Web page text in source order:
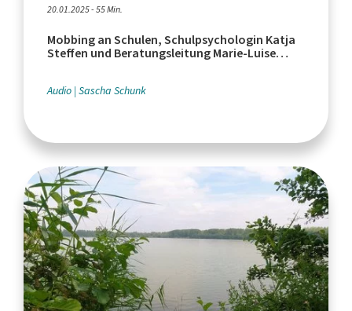
20.01.2025 - 55 Min.
Mobbing an Schulen, Schulpsychologin Katja
Steffen und Beratungsleitung Marie-Luise
Audio Sascha Schunk